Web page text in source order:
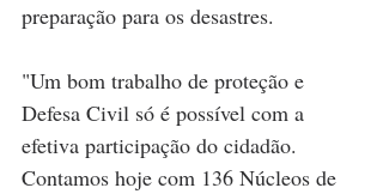
preparação para os desastres.
"Um bom trabalho de proteção e
Defesa Civil só é possível com a
efetiva participação do cidadão.
Contamos hoje com 136 Núcleos de